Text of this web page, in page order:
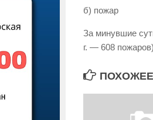
б) пожар
За минувшие
г. — 608
ПОХОЖЕЕ